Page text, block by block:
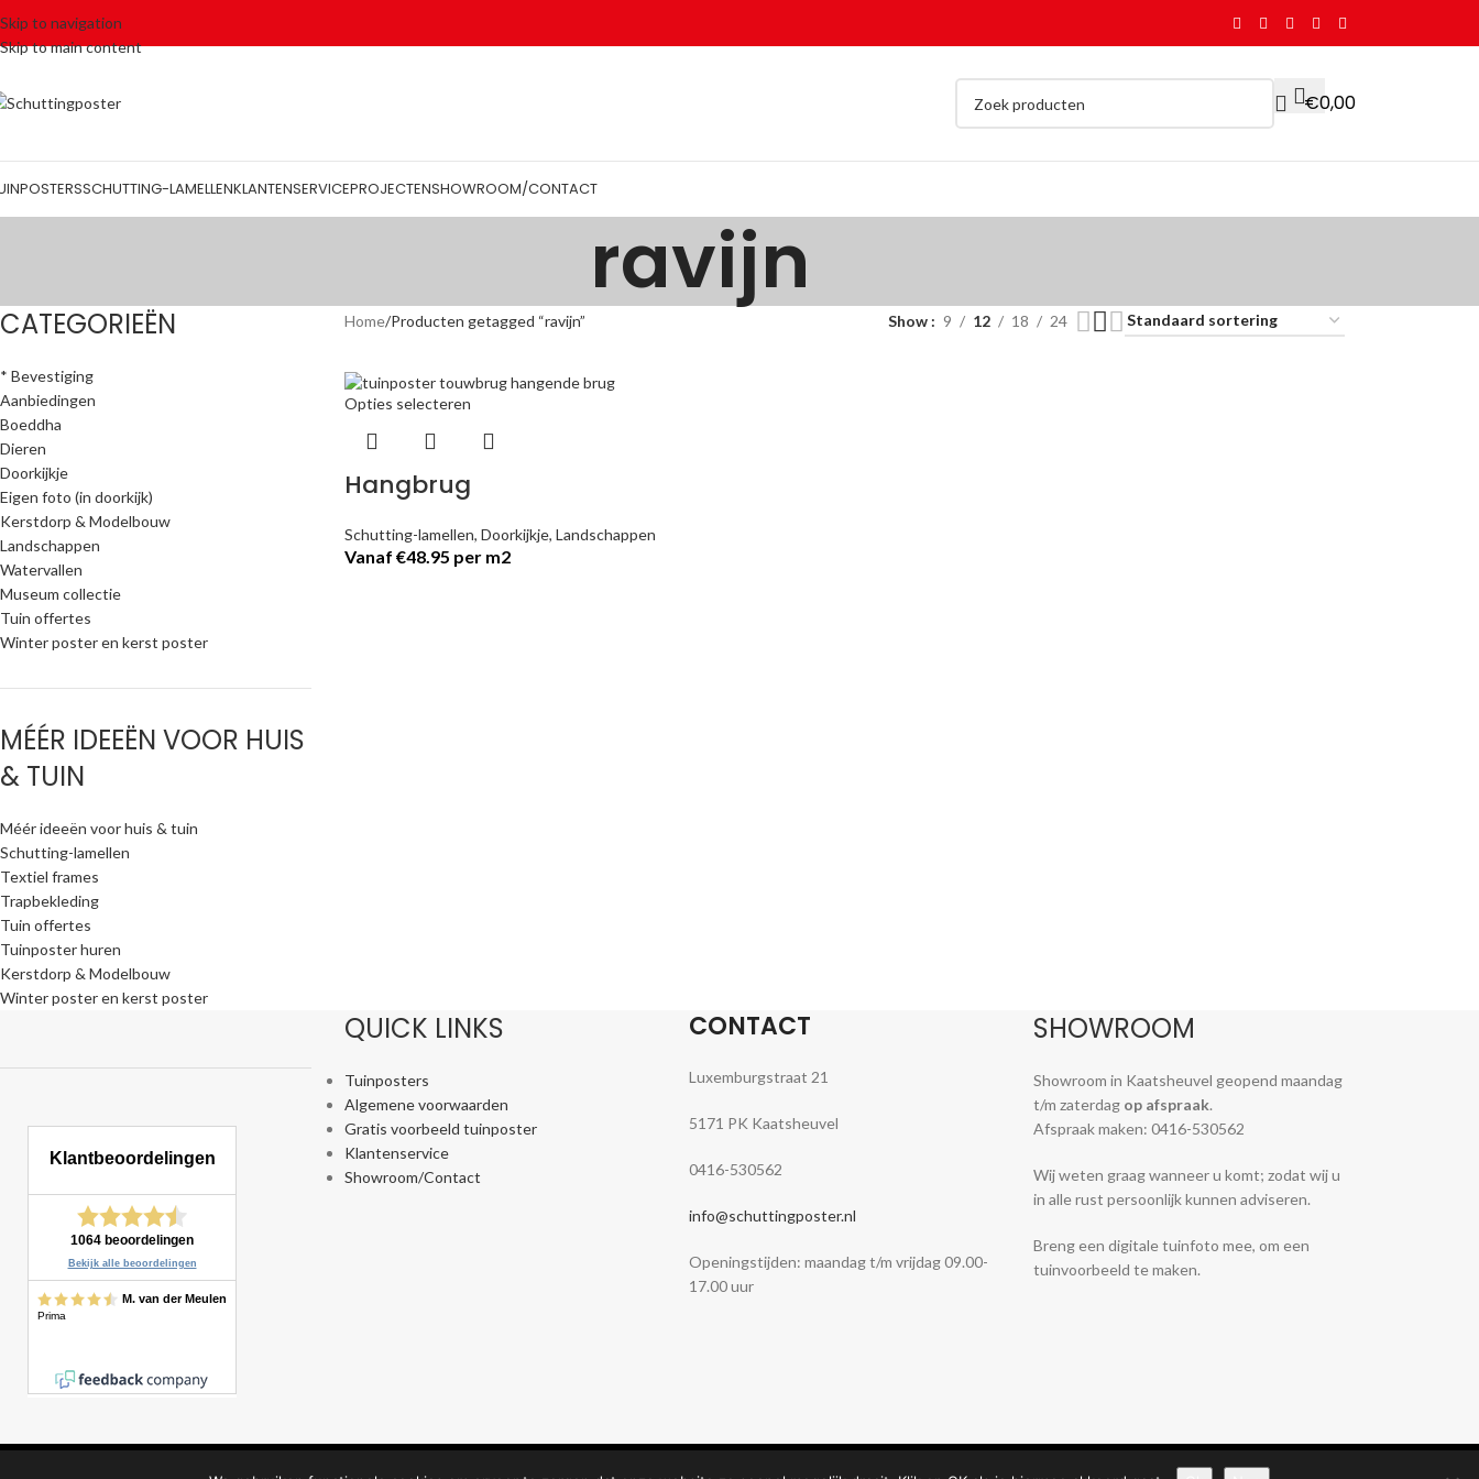
Skip to navigation
Skip to main content
€0,00
SCHUTTING-LAMELLENKLANTENSERVICEPROJECTENSHOWROOM/CONTACT
ravijn
CATEGORIEËN
* Bevestiging
Aanbiedingen
Boeddha
Dieren
Doorkijkje
Eigen foto (in doorkijk)
Kerstdorp & Modelbouw
Landschappen
Watervallen
Museum collectie
Tuin offertes
Winter poster en kerst poster
MÉÉR IDEEËN VOOR HUIS
& TUIN
Méér ideeën voor huis & tuin
Schutting-lamellen
Textiel frames
Trapbekleding
Tuin offertes
Tuinposter huren
Kerstdorp & Modelbouw
Winter poster en kerst poster
Home Producten getagged “ravijn” Show 9 12 18 24
Opties selecteren
Hangbrug
Schutting-lamellen, Doorkijkje, Landschappen
Vanaf €48.95 per m2
QUICK LINKS
Tuinposters
Algemene voorwaarden
Gratis voorbeeld tuinposter
Klantenservice
Showroom/Contact
CONTACT
Luxemburgstraat 21
5171 PK Kaatsheuvel
0416-530562
info@schuttingposter.nl
Openingstijden: maandag t/m vrijdag 09.00-
17.00 uur
SHOWROOM
Showroom in Kaatsheuvel geopend maandag
t/m zaterdag op afspraak.
Afspraak maken: 0416-530562
Wij weten graag wanneer u komt; zodat wij u
in alle rust persoonlijk kunnen adviseren.
Breng een digitale tuinfoto mee, om een
tuinvoorbeeld te maken.